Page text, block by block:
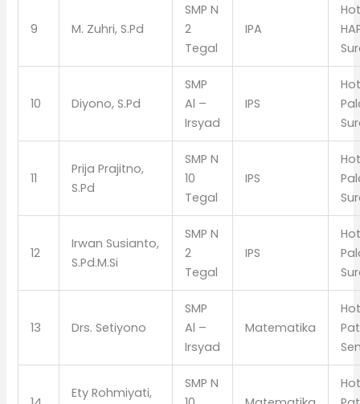
9 M. Zuhri, S.Pd
SMP N
2
Tegal
IPA
10 Diyono, S.Pd
SMP
Al –
Irsyad
IPS
11
Prija Prajitno,
S.Pd
SMP N
10
Tegal
IPS
12
Irwan Susianto,
S.Pd.M.Si
SMP N
2
Tegal
IPS
13 Drs. Setiyono
SMP
Al –
Irsyad
Matematika
Ety Rohmiyati,
SMP N